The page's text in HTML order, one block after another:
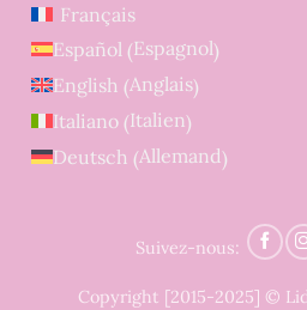
Français
Español (Espagnol)
English (Anglais)
Italiano (Italien)
Deutsch (Allemand)
Suivez-nous:
Copyright [2015-2025] ©